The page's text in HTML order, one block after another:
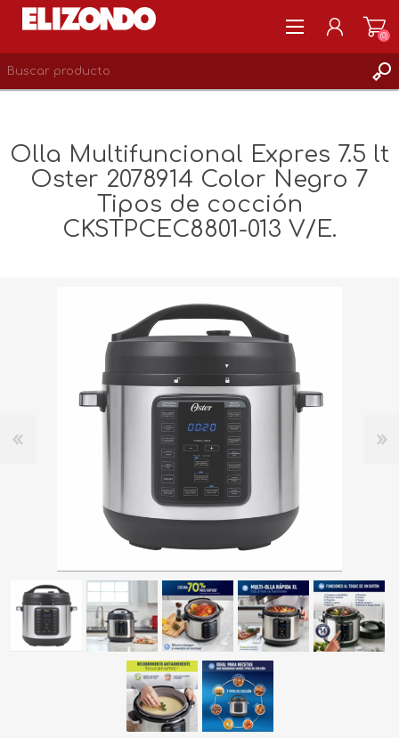
LISTA DE DESEOS 0
(0)
Olla Multifuncional Expres 7.5 lt
Oster 2078914 Color Negro 7
Tipos de cocción
CKSTPCEC8801-013 V/E.